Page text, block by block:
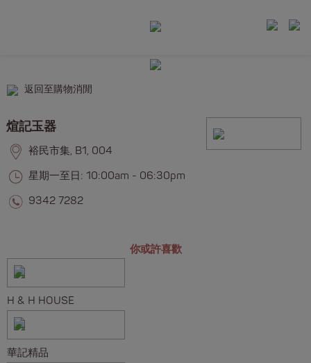
返回至購物消閒
煊記玉器
裕民市集, B1, 004
星期一至日: 10:00am - 06:30pm
9342 7282
你或許喜歡
H & H HOUSE
華記精品